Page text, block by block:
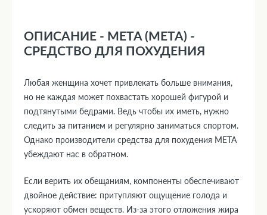
ОПИСАНИЕ - META (МЕТА) -
СРЕДСТВО ДЛЯ ПОХУДЕНИЯ
Любая женщина хочет привлекать больше внимания,
но не каждая может похвастать хорошей фигурой и
подтянутыми бедрами. Ведь чтобы их иметь, нужно
следить за питанием и регулярно заниматься спортом.
Однако производители средства для похудения МЕТА
убеждают нас в обратном.
Если верить их обещаниям, компоненты обеспечивают
двойное действие: притупляют ощущение голода и
ускоряют обмен веществ. Из-за этого отложения жира